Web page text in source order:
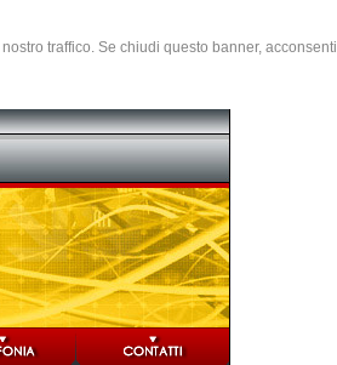
traffico. Se chiudi questo banner, acconsenti